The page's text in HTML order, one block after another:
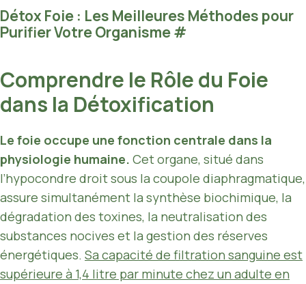
Détox Foie : Les Meilleures Méthodes pour
Purifier Votre Organisme#
Comprendre le Rôle du Foie
dans la Détoxification
Le foie occupe une fonction centrale dans la
physiologie humaine. Cet organe, situé dans
l’hypocondre droit sous la coupole diaphragmatique,
assure simultanément la synthèse biochimique, la
dégradation des toxines, la neutralisation des
substances nocives et la gestion des réserves
énergétiques. Sa capacité de filtration sanguine est
supérieure à 1,4 litre par minute chez un adulte en